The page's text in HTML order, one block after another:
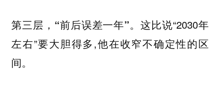
第三层，“前后误差一年”。这比说“2030年
左右”要大胆得多,他在收窄不确定性的区
间。